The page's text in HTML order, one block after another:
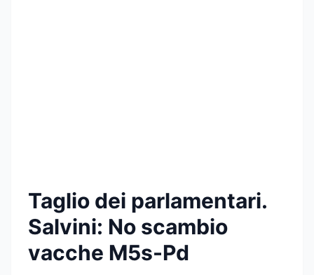
Taglio dei parlamentari.
Salvini: No scambio
vacche M5s-Pd